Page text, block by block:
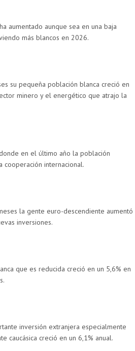
aumentado aunque sea en una baja
más blancos en 2026.
su pequeña población blanca creció en
minero y el energético que atrajo la
en el último año la población
cooperación internacional.
la gente euro-descendiente aumentó
inversiones.
que es reducida creció en un 5,6% en
inversión extranjera especialmente
caucásica creció en un 6,1% anual.